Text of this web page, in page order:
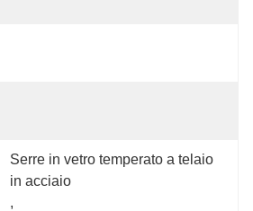
Serre in vetro temperato a telaio
in acciaio
,